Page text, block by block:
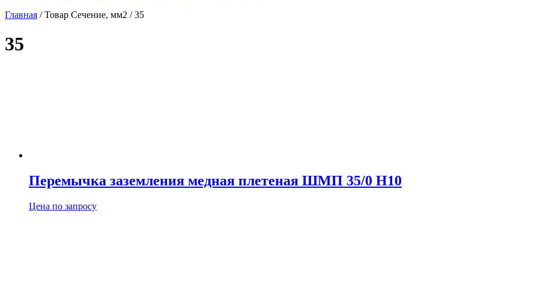
Главная / Товар Сечение, мм2 / 35
35
Перемычка заземления медная плетеная ШМП 35/0 H10
Цена по запросу